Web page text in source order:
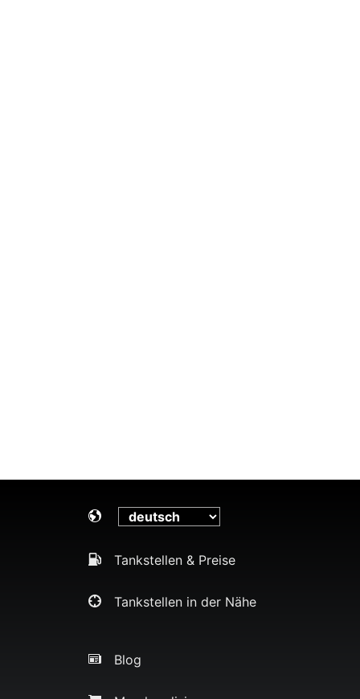
Tankstellen & Preise
Tankstellen in der Nähe
Blog